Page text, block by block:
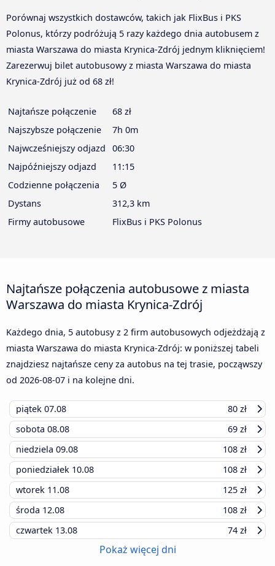
Porównaj wszystkich dostawców, takich jak FlixBus i PKS
Polonus, którzy podróżują 5 razy każdego dnia autobusem z
miasta Warszawa do miasta Krynica-Zdrój jednym kliknięciem!
Zarezerwuj bilet autobusowy z miasta Warszawa do miasta
Krynica-Zdrój już od 68 zł!
Najtańsze połączenie
68 zł
Najszybsze połączenie
7h 0m
Najwcześniejszy odjazd
06:30
Najpóźniejszy odjazd
11:15
Codzienne połączenia
5 Ø
Dystans
312,3 km
Firmy autobusowe
FlixBus i PKS Polonus
Najtańsze połączenia autobusowe z miasta
Warszawa do miasta Krynica-Zdrój
Każdego dnia, 5 autobusy z 2 firm autobusowych odjeżdżają z
miasta Warszawa do miasta Krynica-Zdrój: w poniższej tabeli
znajdziesz najtańsze ceny za autobus na tej trasie, począwszy
od 2026-08-07 i na kolejne dni.
piątek 07.08
80 zł
sobota 08.08
69 zł
niedziela 09.08
108 zł
poniedziałek 10.08
108 zł
wtorek 11.08
125 zł
środa 12.08
108 zł
czwartek 13.08 74 zł
Pokaż więcej dni